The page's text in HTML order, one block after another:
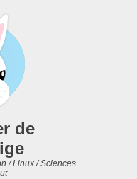
de
/ Linux / Sciences